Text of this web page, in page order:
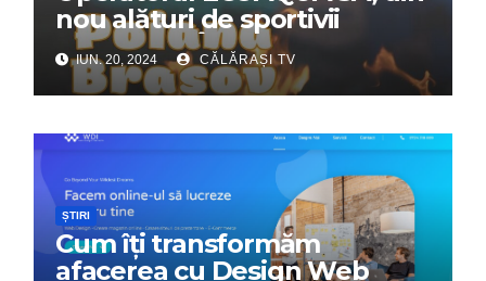
nou alături de sportivii
călărășeni. Începe „Prima
Tabără”!
IUN. 20, 2024 CĂLĂRAȘI TV
ȘTIRI
Cum îți transformăm
afacerea cu Design Web